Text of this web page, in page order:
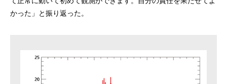
かった」と振り返った。